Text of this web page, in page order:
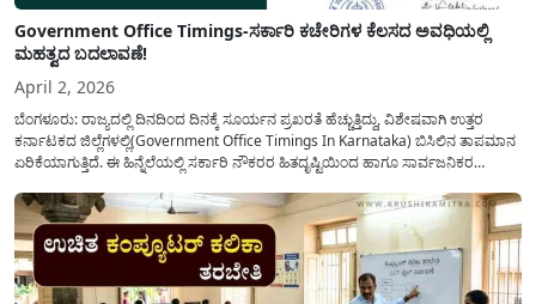
Government Office Timings-ಸರ್ಕಾರಿ ಕಚೇರಿಗಳ ಕೆಲಸದ ಅವಧಿಯಲ್ಲಿ
ಮಹತ್ವದ ಬದಲಾವಣೆ!
April 2, 2026
ಬೆಂಗಳೂರು: ರಾಜ್ಯದಲ್ಲಿ ದಿನದಿಂದ ದಿನಕ್ಕೆ ಸೂರ್ಯನ ಪ್ರಖರತೆ ಹೆಚ್ಚುತ್ತಿದ್ದು, ವಿಶೇಷವಾಗಿ ಉತ್ತರ
ಕರ್ನಾಟಕದ ಜಿಲ್ಲೆಗಳಲ್ಲಿ(Government Office Timings In Karnataka) ಬಿಸಿಲಿನ ತಾಪಮಾನ
ಏರಿಕೆಯಾಗುತ್ತಿದೆ. ಈ ಹಿನ್ನೆಲೆಯಲ್ಲಿ ಸರ್ಕಾರಿ ನೌಕರರ ಹಿತದೃಷ್ಟಿಯಿಂದ ಹಾಗೂ ಸಾರ್ವಜನಿಕರ
ಮತ್ತು ಕಲ್ಯಾಣ ಕರ್ನಾಟಕದ ಒಟ್ಟು 9 ಜಿಲ್ಲೆಗಳಲ್ಲಿ ಏಪ್ರಿಲ್...